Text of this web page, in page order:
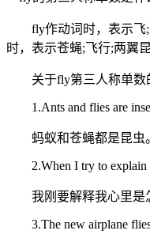
fly作动词时，表示飞;
时，表示苍蝇;飞行;两翼
关于fly第三人称单数
1.Ants and flies are
蚂蚁和苍蝇都是昆虫
2.When I try to explain
我刚要解释我心里是
3.The new airplane flies